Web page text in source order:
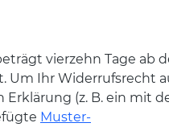
vierzehn Tage ab
Um Ihr Widerrufsrecht
(z. B. ein mit
Muster-